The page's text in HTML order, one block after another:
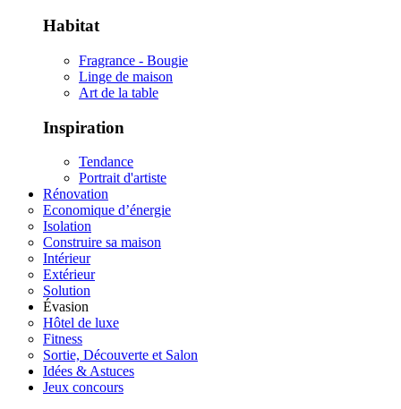
Habitat
Fragrance - Bougie
Linge de maison
Art de la table
Inspiration
Tendance
Portrait d'artiste
Rénovation
Economique d’énergie
Isolation
Construire sa maison
Intérieur
Extérieur
Solution
Évasion
Hôtel de luxe
Fitness
Sortie, Découverte et Salon
Idées & Astuces
Jeux concours